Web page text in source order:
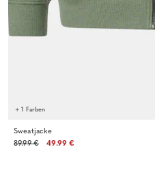
+ 1 Farben
Sweatjacke
89.99 €
49.99 €